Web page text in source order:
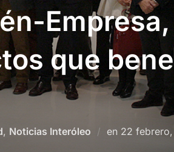
que
, Noticias Interóleo en Publicado
22